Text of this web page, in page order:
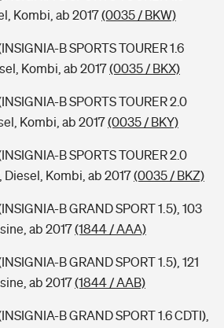
Kombi, ab 2017(0035 / BKW)
B SPORTS TOURER 1.6
Kombi, ab 2017(0035 / BKX)
B SPORTS TOURER 2.0
Kombi, ab 2017(0035 / BKY)
B SPORTS TOURER 2.0
Diesel, Kombi, ab 2017(0035 / BKZ)
B GRAND SPORT 1.5), 103
ab 2017(1844 / AAA)
B GRAND SPORT 1.5), 121
ab 2017(1844 / AAB)
B GRAND SPORT 1.6 CDTI),